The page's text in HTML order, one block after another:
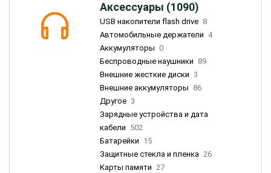
Аксессуары (1090)
USB накопители flash drive 8
Автомобильные держатели 4
Аккумуляторы 0
Беспроводные наушники 89
Внешние жесткие диски 3
Внешние аккумуляторы 86
Другое 3
Зарядные устройства и дата
кабели 502
Батарейки 15
Защитные стекла и пленка 26
Карты памяти 27